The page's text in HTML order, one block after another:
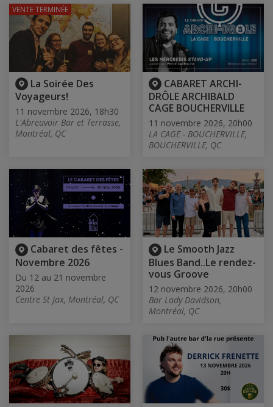
La Soirée Des
Voyageurs!
11 novembre 2026, 18h30
L'Abreuvoir Bar et Terrasse,
Montréal, QC
VENTE TERMINÉE
CABARET ARCHI-
DRÔLE ARCHIBALD
CAGE BOUCHERVILLE
11 novembre 2026, 20h00
LA CAGE - BOUCHERVILLE,
BOUCHERVILLE, QC
Cabaret des fêtes -
Novembre 2026
Du 12 au 21 novembre
2026
Centre St Jax, Montréal, QC
Le Smooth Jazz
Blues Band..Le rendez-
vous Groove
12 novembre 2026, 20h00
Bar Lady Davidson,
Montréal, QC